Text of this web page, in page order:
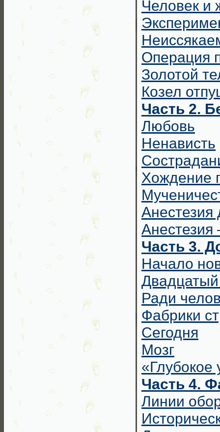
Человек и
Операция
Золотой
Козел
Часть 2.
Любовь
Ненависть
Хождение
Анестезия
Анестезия
Часть 3.
Начало
Двадцатый
Ради
Фабрики
Сегодня
Мозг
«Глубокое
Часть 4.
Линии